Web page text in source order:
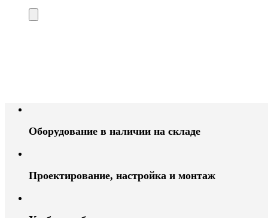
Оборудование в наличии на складе
Проектирование, настройка и монтаж